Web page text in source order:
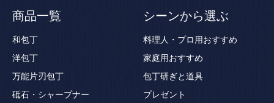
商品一覧
和包丁
洋包丁
万能片刃包丁
砥石・シャープナー
シーンから選ぶ
料理人・プロ用おすすめ
家庭用おすすめ
包丁研ぎと道具
プレゼント